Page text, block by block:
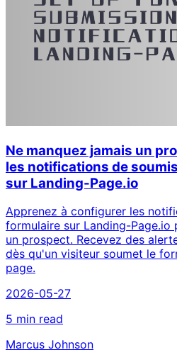
Ne manquez jamais un
les notifications de
sur Landing-Page.io
Apprenez à configurer les
formulaire sur Landing-Page.io
un prospect. Recevez des
dès qu'un visiteur soumet le
page.
2026-05-27
5 min read
Marcus Johnson